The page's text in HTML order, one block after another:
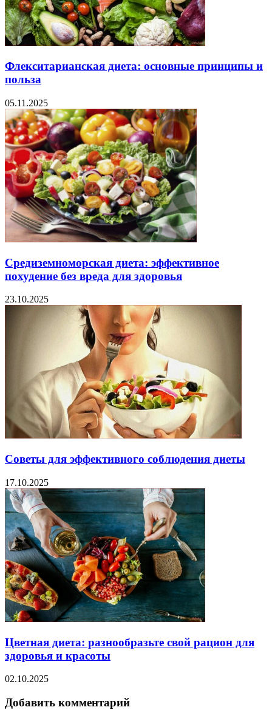
Флекситарианская диета: основные принципы и
польза
05.11.2025
Средиземноморская диета: эффективное
похудение без вреда для здоровья
23.10.2025
Советы для эффективного соблюдения диеты
17.10.2025
Цветная диета: разнообразьте свой рацион для
здоровья и красоты
02.10.2025
Добавить комментарий